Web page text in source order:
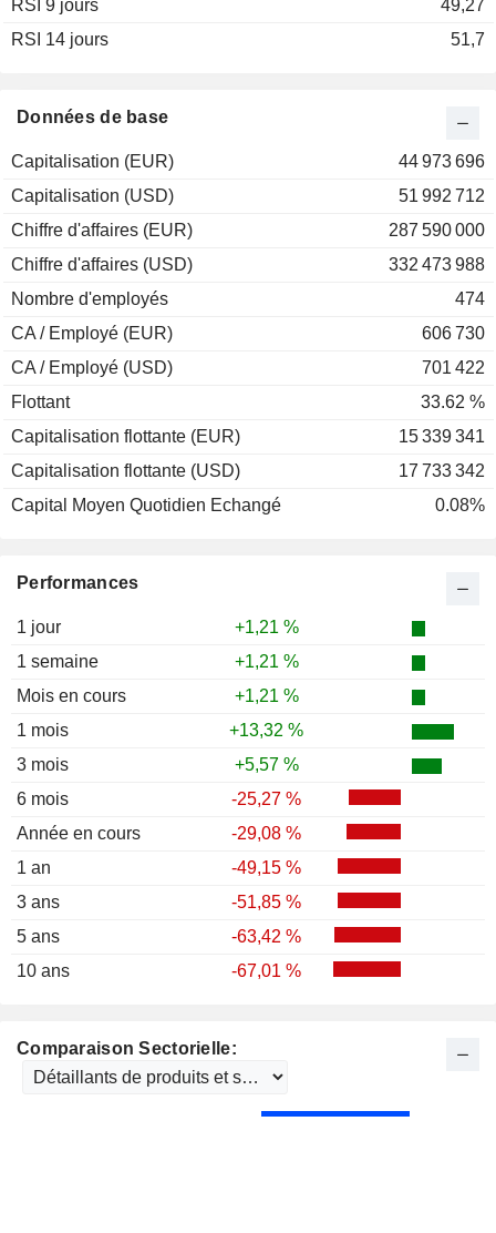
Performances
1 jour
+1,21 %
1 semaine
+1,21 %
Mois en cours
+1,21 %
1 mois
+13,32 %
3 mois
+5,57 %
6 mois
-25,27 %
Année en cours
-29,08 %
1 an
-49,15 %
3 ans
-51,85 %
5 ans
-63,42 %
10 ans
-67,01 %
Données de base
Capitalisation (EUR)
44 973 696
Capitalisation (USD)
51 992 712
Chiffre d'affaires (EUR)
287 590 000
Chiffre d'affaires (USD)
332 473 988
Nombre d'employés
474
CA / Employé (EUR)
606 730
CA / Employé (USD)
701 422
Flottant
33.62 %
Capitalisation flottante (EUR)
15 339 341
Capitalisation flottante (USD)
17 733 342
Capital Moyen Quotidien Echangé
0.08%
RSI 9 jours
49,27
RSI 14 jours
51,7
Comparaison Sectorielle:
2003
2002
2000